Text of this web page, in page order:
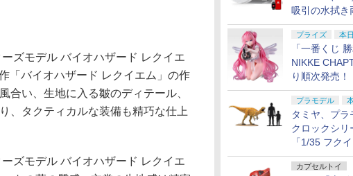
吸引の水拭き
除機「Qrevo
がお買い得！
プライズ 本
「一番くじ
NIKKE
り順次発売！
プラモデル
タミヤ、プラ
クロックシリ
「1/35 フク
日発売！
カプセルトイ
ズモデル バイオハザード レクイエ
「バイオハザード レクイエム」の作
合い、生地に入る皺のディテール、
、タクティカルな装備も精巧な仕上
ズモデル バイオハザード レクイエ